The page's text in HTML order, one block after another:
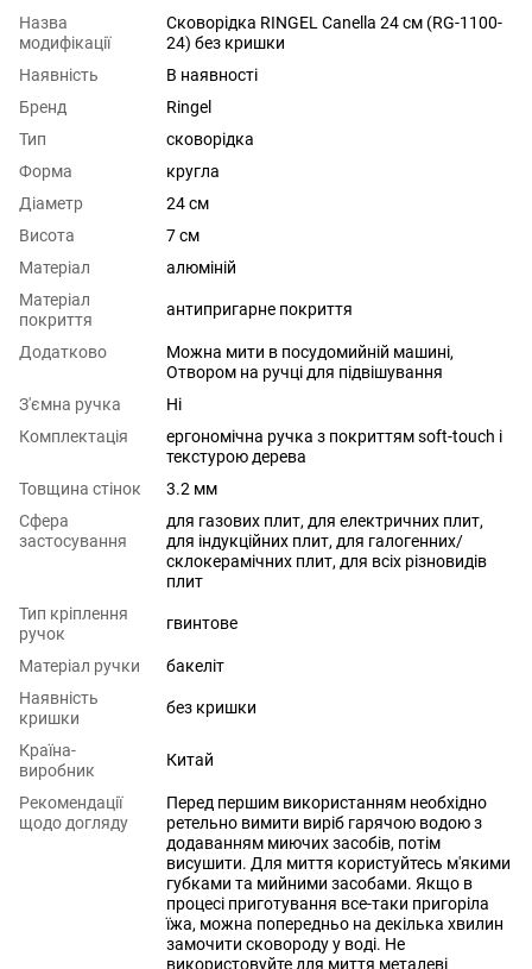
Назва
модифікації
Сковорідка RINGEL Canella 24 см (RG-1100-
24) без кришки
Наявність
В наявності
Бренд
Ringel
Тип
сковорідка
Форма
кругла
Діаметр
24 см
Висота
7 см
Матеріал
алюміній
Матеріал
покриття
антипригарне покриття
Додатково
Можна мити в посудомийній машині,
Отвором на ручці для підвішування
З'ємна ручка
Ні
Комплектація
ергономічна ручка з покриттям soft-touch і
текстурою дерева
Товщина стінок
3.2 мм
Сфера
застосування
для газових плит, для електричних плит,
для індукційних плит, для галогенних/
склокерамічних плит, для всіх різновидів
плит
Тип кріплення
ручок
гвинтове
Матеріал ручки
бакеліт
Наявність
кришки
без кришки
Країна-
виробник
Китай
Рекомендації
щодо догляду
Перед першим використанням необхідно
ретельно вимити виріб гарячою водою з
додаванням миючих засобів, потім
висушити. Для миття користуйтесь м'якими
губками та мийними засобами. Якщо в
процесі приготування все-таки пригоріла
їжа, можна попередньо на декілька хвилин
замочити сковороду у воді. Не
використовуйте для миття металеві